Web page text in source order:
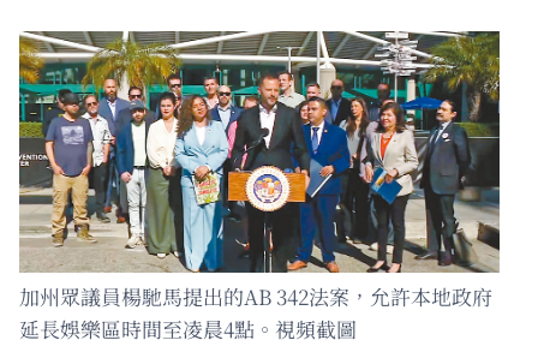
加州眾議員楊馳馬提出的AB 342法案，允許本地政府
延長娛樂區時間至凌晨4點。視頻截圖